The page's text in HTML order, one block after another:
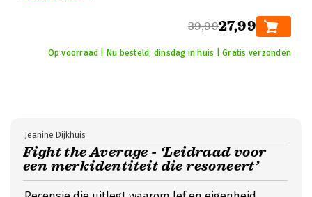
39,9927,99
Op voorraad | Nu besteld, dinsdag in huis | Gratis verzonden
Fight the Average - ‘Leidraad voor
een merkidentiteit die resoneert’
Jeanine Dijkhuis